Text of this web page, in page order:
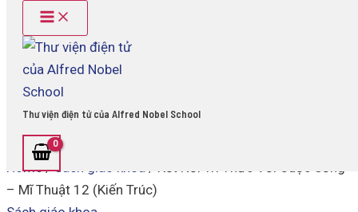
content
Main
Menu
Thư viện điện tử của Alfred Nobel School
Home/Sách giáo khoa / Kết Nối Tri Thức Với Cuộc Sống
– Mĩ Thuật 12 (Kiến Trúc)
Cuộc
Thuật
(Kiến
Trúc)